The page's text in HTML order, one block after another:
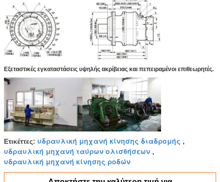
Εξεταστικές εγκαταστάσεις υψηλής ακρίβειας και πεπειραμένοι επιθεωρητές.
Ετικέττες: υδραυλική μηχανή κίνησης διαδρομής ,
υδραυλική μηχανή ταύρων ολισθήσεων ,
υδραυλική μηχανή κίνησης ροδών